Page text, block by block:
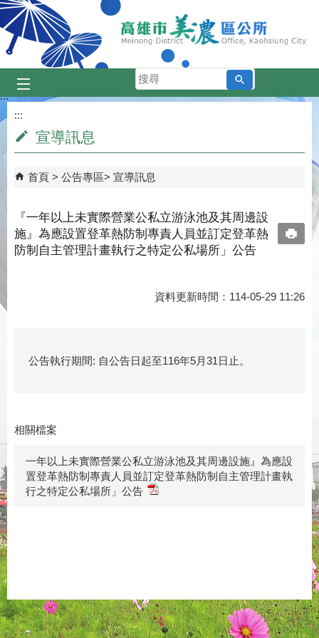
跳到主要內容區塊
搜
尋
:::
:::
宣導訊息
首頁 公告專區 宣導訊息
『一年以上未實際營業公私立游泳池及其周邊設
施』為應設置登革熱防制專責人員並訂定登革熱
防制自主管理計畫執行之特定公私場所」公告
資料更新時間：114-05-29 11:26
公告執行期間: 自公告日起至116年5月31日止。
相關檔案
一年以上未實際營業公私立游泳池及其周邊設施』為應設
置登革熱防制專責人員並訂定登革熱防制自主管理計畫執
行之特定公私場所」公告